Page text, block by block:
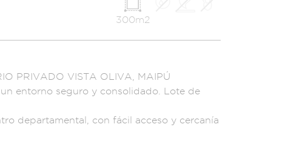
300m2
PRIVADO VISTA OLIVA, MAIPÚ
entorno seguro y consol idado. Lote de
o departamental, con fácil acceso y cercanía